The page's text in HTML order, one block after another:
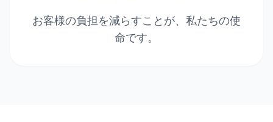
お客様の負担を減らすことが、私たちの使
命です。